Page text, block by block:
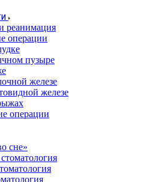
реанимация
операции
пузыре
железе
железе
операции
сне»